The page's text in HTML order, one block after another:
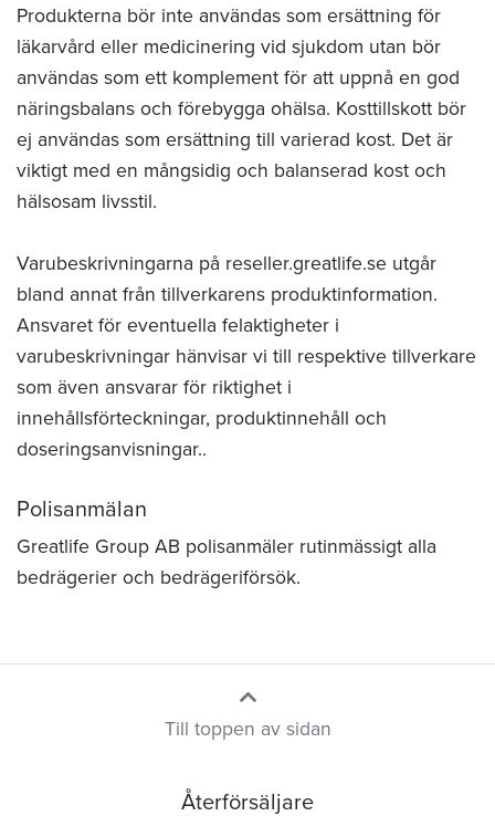
Produkterna bör inte användas som ersättning för
läkarvård eller medicinering vid sjukdom utan bör
användas som ett komplement för att uppnå en god
näringsbalans och förebygga ohälsa. Kosttillskott bör
ej användas som ersättning till varierad kost. Det är
viktigt med en mångsidig och balanserad kost och
hälsosam livsstil.
Varubeskrivningarna på reseller.greatlife.se utgår
bland annat från tillverkarens produktinformation.
Ansvaret för eventuella felaktigheter i
varubeskrivningar hänvisar vi till respektive tillverkare
som även ansvarar för riktighet i
innehållsförteckningar, produktinnehåll och
doseringsanvisningar..
Polisanmälan
Greatlife Group AB polisanmäler rutinmässigt alla
bedrägerier och bedrägeriförsök.
Till toppen av sidan
Återförsäljare